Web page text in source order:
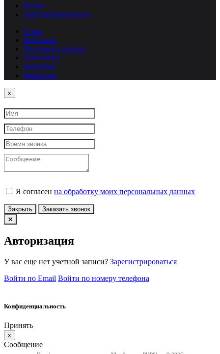
Войти
Зарегистрироваться
О нас
Контакты
Доставка и оплата
Реквизиты
Упаковка
Вакансии
x
Я согласен на обработку моих персональных данных
Закрыть Заказать звонок
Авторизация
У вас еще нет учетной записи? Зарегистрироваться
Войти по Email Войти по номеру телефона
Конфиденциальность
Принять
x
Сообщение